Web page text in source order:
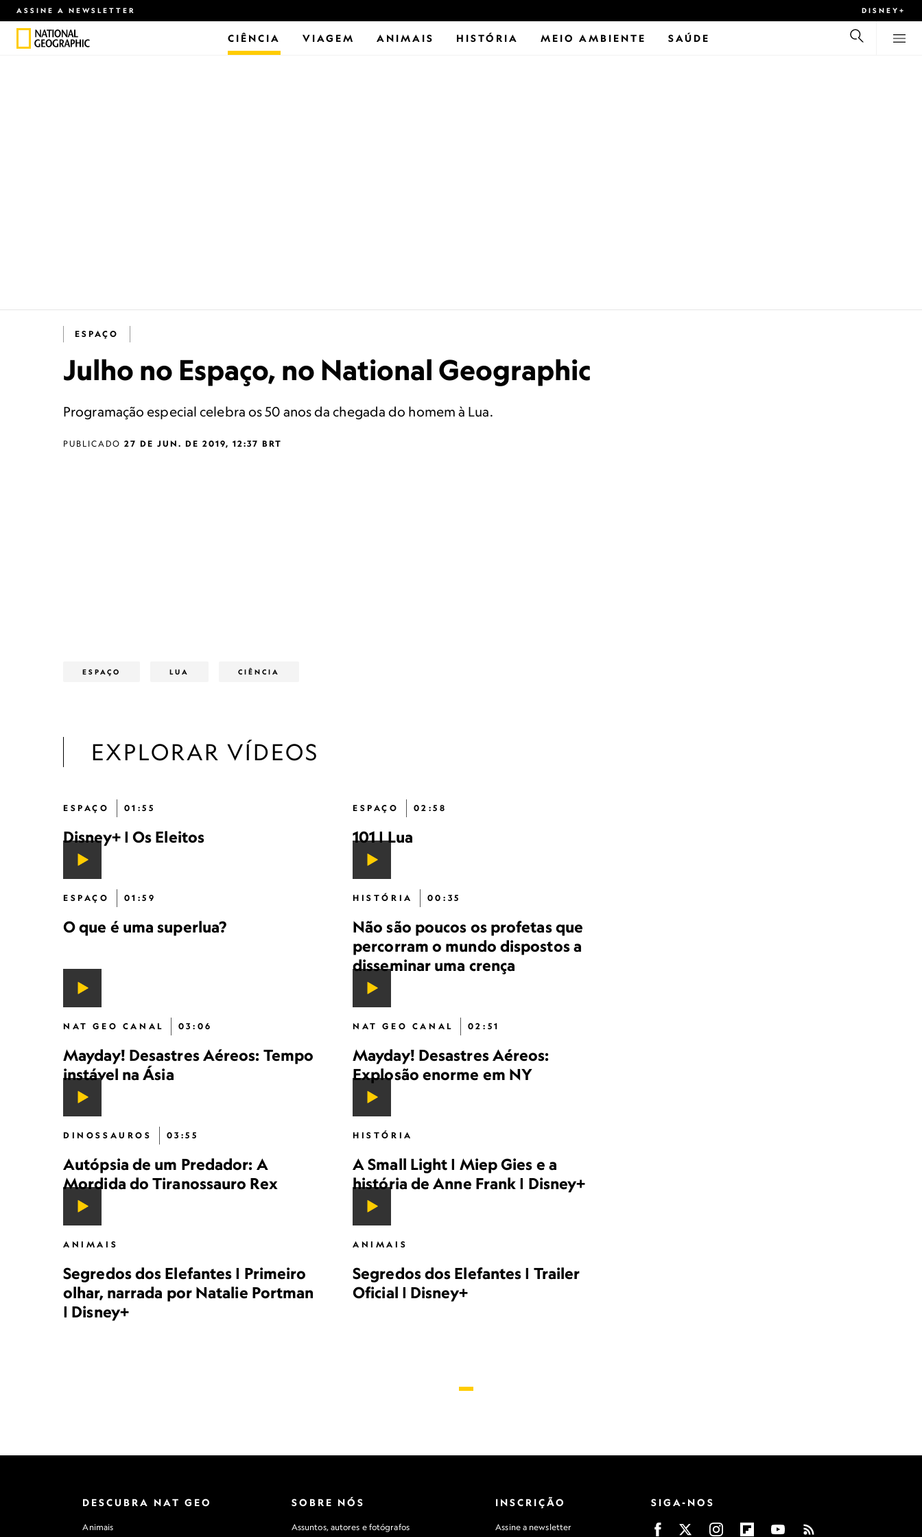
ASSINE A NEWSLETTER DISNEY+
CIÊNCIA VIAGEM ANIMAIS HISTÓRIA MEIO AMBIENTE SAÚDE
ESPAÇO
Julho no Espaço, no National Geographic
Programação especial celebra os 50 anos da chegada do homem à Lua.
PUBLICADO 27 DE JUN. DE 2019, 12:37 BRT
ESPAÇO LUA CIÊNCIA
EXPLORAR VÍDEOS
ESPAÇO 01:55
Disney+ | Os Eleitos
ESPAÇO 02:58
101 | Lua
ESPAÇO 01:59
O que é uma superlua?
HISTÓRIA 00:35
Não são poucos os profetas que
percorram o mundo dispostos a
disseminar uma crença
NAT GEO CANAL 03:06
Mayday! Desastres Aéreos: Tempo
instável na Ásia
NAT GEO CANAL 02:51
Mayday! Desastres Aéreos:
Explosão enorme em NY
DINOSSAUROS 03:55
Autópsia de um Predador: A
Mordida do Tiranossauro Rex
HISTÓRIA
A Small Light | Miep Gies e a
história de Anne Frank | Disney+
ANIMAIS
Segredos dos Elefantes | Primeiro
olhar, narrada por Natalie Portman
| Disney+
ANIMAIS
Segredos dos Elefantes | Trailer
Oficial | Disney+
DESCUBRA NAT GEO
Animais
SOBRE NÓS
Assuntos, autores e fotógrafos
INSCRIÇÃO
Assine a newsletter
SIGA-NOS